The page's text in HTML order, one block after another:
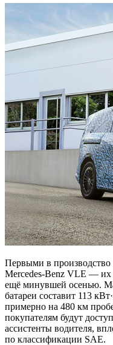
Первыми в производство
Mercedes-Benz VLE — их
ещё минувшей осенью.
батареи составит 113
примерно на 480 км
покупателям будут
ассистенты водителя,
по классификации SAE.